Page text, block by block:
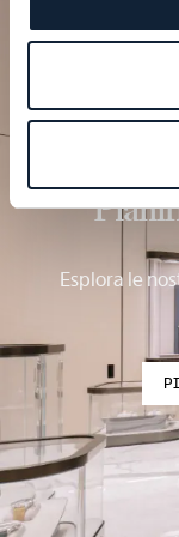
Esplora le